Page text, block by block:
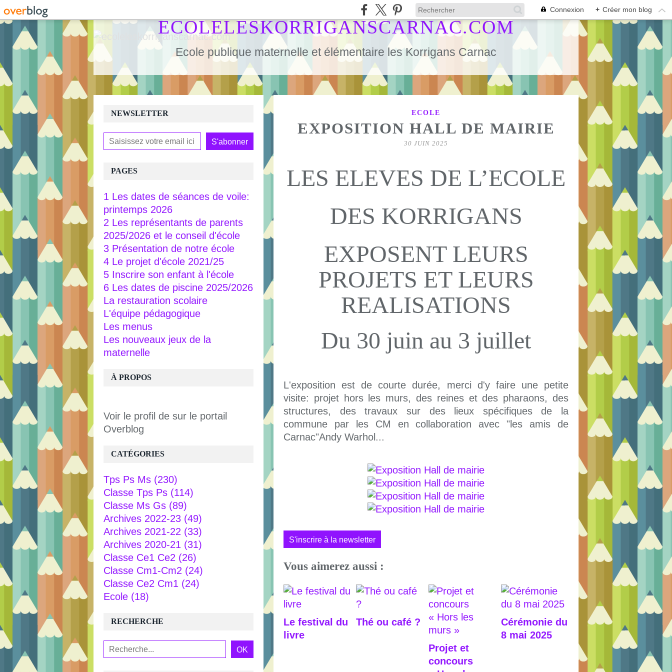
Connexion + Créer mon blog
ECOLELESKORRIGANSCARNAC.COM
Ecole publique maternelle et élémentaire les Korrigans Carnac
ECOLE
EXPOSITION HALL DE MAIRIE
30 JUIN 2025
LES ELEVES DE L’ECOLE
DES KORRIGANS
EXPOSENT LEURS
PROJETS ET LEURS
REALISATIONS
Du 30 juin au 3 juillet
L'exposition est de courte durée, merci d'y faire une petite
visite: projet hors les murs, des reines et des pharaons, des
structures, des travaux sur des lieux spécifiques de la
commune par les CM en collaboration avec "les amis de
Carnac"Andy Warhol...
S'inscrire à la newsletter
Vous aimerez aussi :
Le festival du
livre
Thé ou café ?
Projet et
concours
Cérémonie du
8 mai 2025
NEWSLETTER
RECHERCHE
À PROPOS
Voir le profil de sur le portail
Overblog
PAGES
1 Les dates de séances de voile:
printemps 2026
2 Les représentants de parents
2025/2026 et le conseil d'école
3 Présentation de notre école
4 Le projet d'école 2021/25
5 Inscrire son enfant à l'école
6 Les dates de piscine 2025/2026
La restauration scolaire
L'équipe pédagogique
Les menus
Les nouveaux jeux de la
maternelle
CATÉGORIES
Tps Ps Ms (230)
Classe Tps Ps (114)
Classe Ms Gs (89)
Archives 2022-23 (49)
Archives 2021-22 (33)
Archives 2020-21 (31)
Classe Ce1 Ce2 (26)
Classe Cm1-Cm2 (24)
Classe Ce2 Cm1 (24)
Ecole (18)